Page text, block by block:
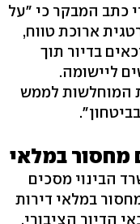
כתב המבקר כי "על
ארוכת טווח,
בדיור תוך
ליישומה.
המוחלשות לממש
מחסור במלאי
הבינוי מסכים
במלאי דירות
הדיור הציבורי,